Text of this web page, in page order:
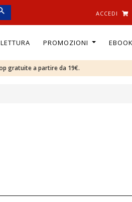
ACCEDI
PROMOZIONI EBOOK
gratuite a partire da 19€.